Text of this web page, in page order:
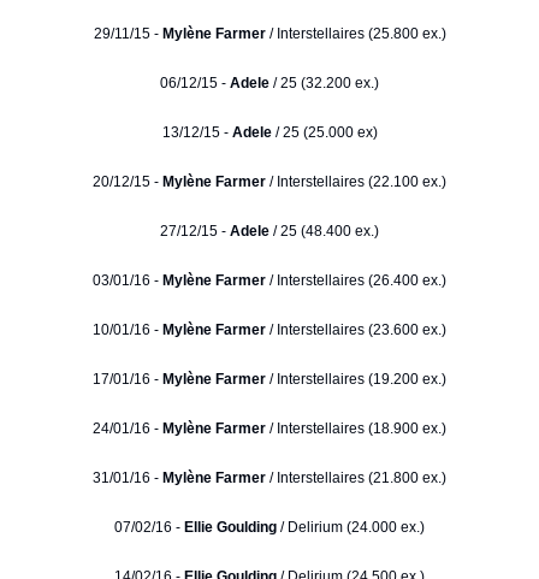
29/11/15 - Mylène Farmer/ Interstellaires (25.800 ex.)
06/12/15 - Adele / 25 (32.200 ex.)
13/12/15 - Adele / 25 (25.000 ex)
20/12/15 - Mylène Farmer / Interstellaires (22.100 ex.)
27/12/15 - Adele / 25 (48.400 ex.)
03/01/16 - Mylène Farmer / Interstellaires (26.400 ex.)
10/01/16 - Mylène Farmer / Interstellaires (23.600 ex.)
17/01/16 - Mylène Farmer / Interstellaires (19.200 ex.)
24/01/16 - Mylène Farmer / Interstellaires (18.900 ex.)
31/01/16 - Mylène Farmer / Interstellaires (21.800 ex.)
07/02/16 - Ellie Goulding / Delirium (24.000 ex.)